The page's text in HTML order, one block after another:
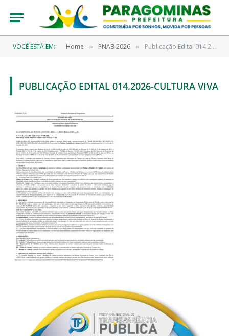
VOCÊ ESTÁ EM: Home » PNAB 2026 » Publicação Edital 014.2026-Cultura Viva
PUBLICAÇÃO EDITAL 014.2026-CULTURA VIVA